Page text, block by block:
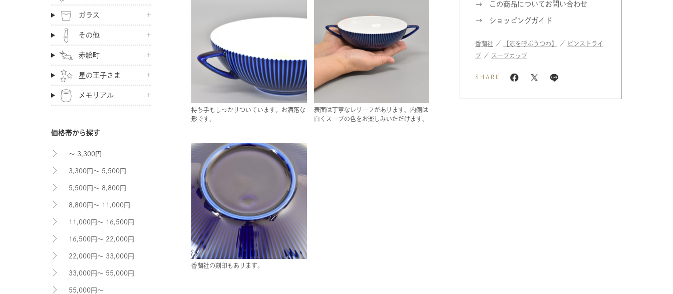
持ち手もしっかりついています。お洒落な
形です。
表面は丁寧なレリーフがあります。内側は
白くスープの色をお楽しみいただけます。
香蘭社の刻印もあります。
この商品についてお問い合わせ
ショッピングガイド
香蘭社 ／ 【涼を呼ぶうつわ】 ／
ピンストライ
プ ／ スープカップ
SHARE
ガラス
その他
赤絵町
星の王子さま
メモリアル
価格帯から探す
～ 3,300円
3,300円～ 5,500円
5,500円～ 8,800円
8,800円～ 11,000円
11,000円～ 16,500円
16,500円～ 22,000円
22,000円～ 33,000円
33,000円～ 55,000円
55,000円～